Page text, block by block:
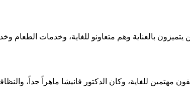
بالعناية وهم متعاونو للغاية، وخدمات الطعام
للغاية، وكان الدكتور فانيشا ماهراً جداً،